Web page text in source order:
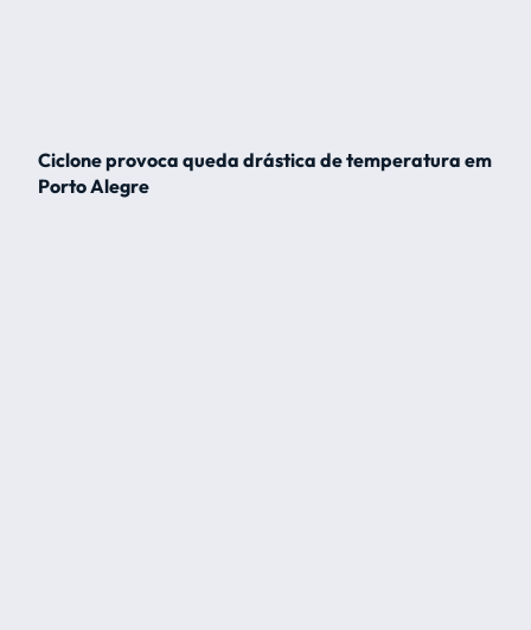
Ciclone provoca queda drástica de temperatura em
Porto Alegre